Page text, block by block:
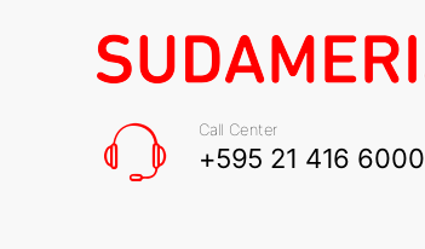
Call Center
+595 21 416 6000